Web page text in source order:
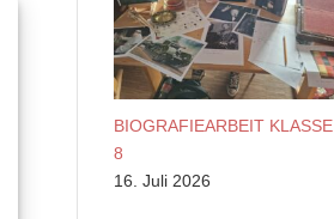
BIOGRAFIEARBEIT KLASSE
8
16. Juli 2026